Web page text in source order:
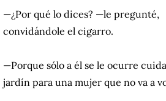
—¿Por qué lo dices? —le pregunté,
convidándole el cigarro.
—Porque sólo a él se le ocurre
jardín para una mujer que no va a